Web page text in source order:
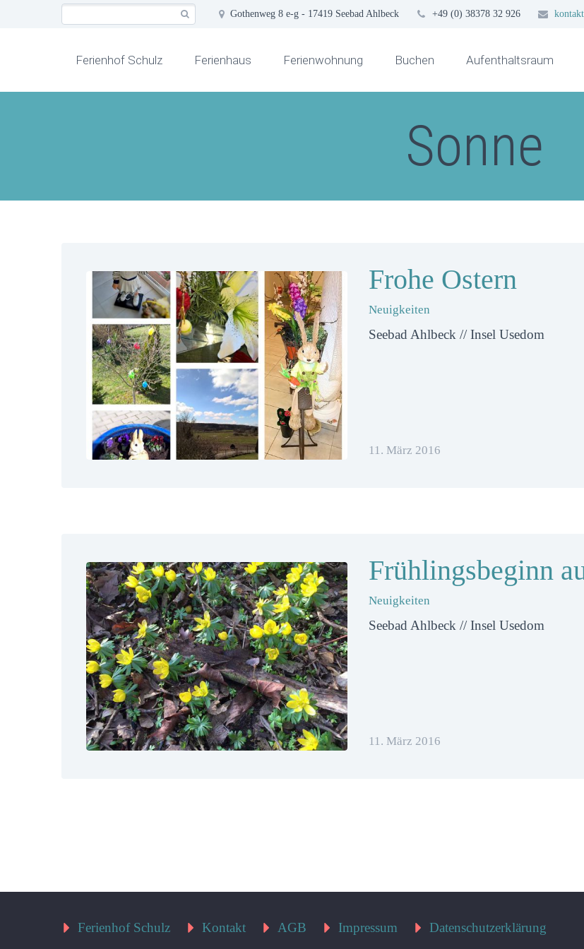
Gothenweg 8 e-g - 17419 Seebad Ahlbeck +49 (0) 38378 32 926
Ferienhof Schulz Ferienhaus Ferienwohnung Buchen Aufenthaltsraum
Sonne
Frohe Ostern
Neuigkeiten
Seebad Ahlbeck // Insel Usedom
11. März 2016
Frühlingsbeginn
Neuigkeiten
Seebad Ahlbeck // Insel Usedom
11. März 2016
Ferienhof Schulz Kontakt AGB Impressum Datenschutzerklärung